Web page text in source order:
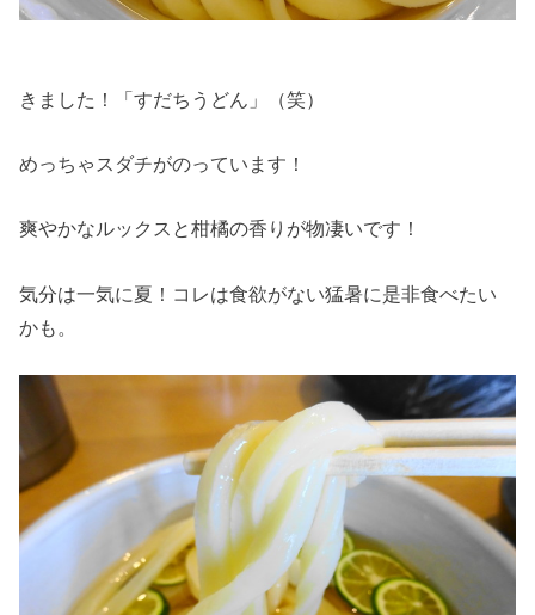
きました！「すだちうどん」（笑）
めっちゃスダチがのっています！
爽やかなルックスと柑橘の香りが物凄いです！
気分は一気に夏！コレは食欲がない猛暑に是非食べたい
かも。